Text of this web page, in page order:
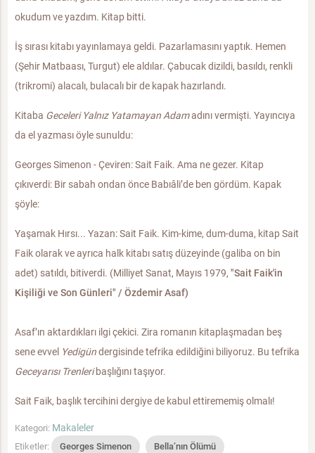
okudum ve yazdım. Kitap bitti.
İş sırası kitabı yayınlamaya geldi. Pazarlamasını yaptık. Hemen
(Şehir Matbaası, Turgut) ele aldılar. Çabucak dizildi, basıldı, renkli
(trikromi) alacalı, bulacalı bir de kapak hazırlandı.
Kitaba Geceleri Yalnız Yatamayan Adamadını vermişti. Yayıncıya
da el yazması öyle sunuldu:
Georges Simenon - Çeviren: Sait Faik. Ama ne gezer. Kitap
çıkıverdi: Bir sabah ondan önce Babıâli’de ben gördüm. Kapak
şöyle:
Yaşamak Hırsı... Yazan: Sait Faik. Kim-kime, dum-duma, kitap Sait
Faik olarak ve ayrıca halk kitabı satış düzeyinde (galiba on bin
adet) satıldı, bitiverdi. (Milliyet Sanat, Mayıs 1979, "Sait Faik'in
Kişiliği ve Son Günleri" / Özdemir Asaf)
Asaf’ın aktardıkları ilgi çekici. Zira romanın kitaplaşmadan beş
sene evvel Yedigündergisinde tefrika edildiğini biliyoruz. Bu tefrika
Geceyarısı Trenleribaşlığını taşıyor.
Sait Faik, başlık tercihini dergiye de kabul ettirememiş olmalı!
Kategori: Makaleler
Etiketler: Georges Simenon Bella’nın Ölümü